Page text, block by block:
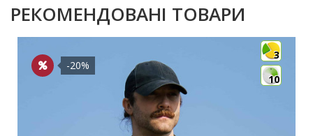
РЕКОМЕНДОВАНІ ТОВАРИ
3
10
-20%